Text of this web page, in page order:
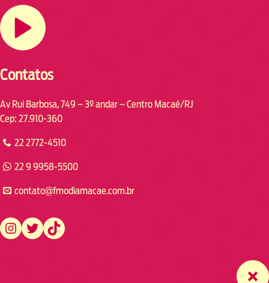
Contatos
Av Rui Barbosa, 749 – 3º andar – Centro Macaé/RJ
Cep: 27.910-360
22 2772-4510
22 9 9958-5500
contato@fmodiamacae.com.br
https://www.instagram.com/fmodia.macae/ https://twitter.com/fmodia.macae/ https://www.tiktok.com/@fmodia.macae